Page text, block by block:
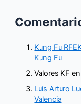
Kung Fu
Kung Fu
Valores KF
Luis Arturo
Valencia